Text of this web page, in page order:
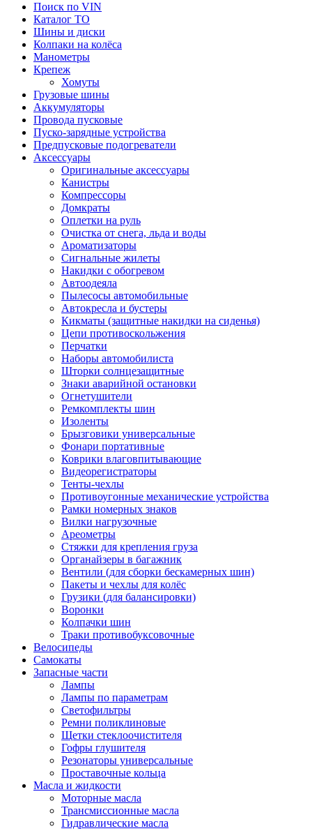
Поиск по VIN
Каталог ТО
Шины и диски
Колпаки на колёса
Манометры
Крепеж
Хомуты
Грузовые шины
Аккумуляторы
Провода пусковые
Пуско-зарядные устройства
Предпусковые подогреватели
Аксессуары
Оригинальные аксессуары
Канистры
Компрессоры
Домкраты
Оплетки на руль
Очистка от снега, льда и воды
Ароматизаторы
Сигнальные жилеты
Накидки с обогревом
Автоодеяла
Пылесосы автомобильные
Автокресла и бустеры
Кикматы (защитные накидки на сиденья)
Цепи противоскольжения
Перчатки
Наборы автомобилиста
Шторки солнцезащитные
Знаки аварийной остановки
Огнетушители
Ремкомплекты шин
Изоленты
Брызговики универсальные
Фонари портативные
Коврики влаговпитывающие
Видеорегистраторы
Тенты-чехлы
Противоугонные механические устройства
Рамки номерных знаков
Вилки нагрузочные
Ареометры
Стяжки для крепления груза
Органайзеры в багажник
Вентили (для сборки бескамерных шин)
Пакеты и чехлы для колёс
Грузики (для балансировки)
Воронки
Колпачки шин
Траки противобуксовочные
Велосипеды
Самокаты
Запасные части
Лампы
Лампы по параметрам
Светофильтры
Ремни поликлиновые
Щетки стеклоочистителя
Гофры глушителя
Резонаторы универсальные
Проставочные кольца
Масла и жидкости
Моторные масла
Трансмиссионные масла
Гидравлические масла